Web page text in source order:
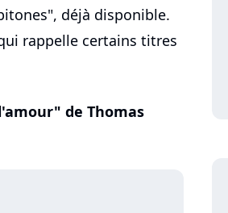
déjà disponible.
rappelle certains titres
de Thomas